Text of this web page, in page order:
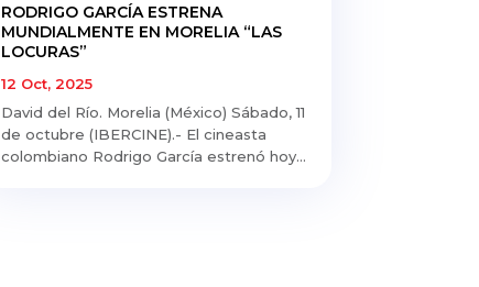
RODRIGO GARCÍA ESTRENA
MUNDIALMENTE EN MORELIA “LAS
LOCURAS”
12 Oct, 2025
David del Río. Morelia (México) Sábado, 11
de octubre (IBERCINE).- El cineasta
colombiano Rodrigo García estrenó hoy...